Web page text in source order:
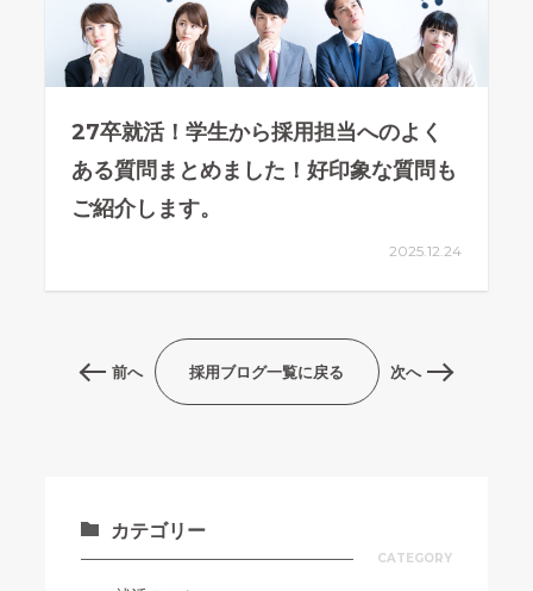
27卒就活！学生から採用担当へのよく
ある質問まとめました！好印象な質問も
ご紹介します。
2025.12.24
前へ 採用ブログ一覧に戻る 次へ
カテゴリー
CATEGORY